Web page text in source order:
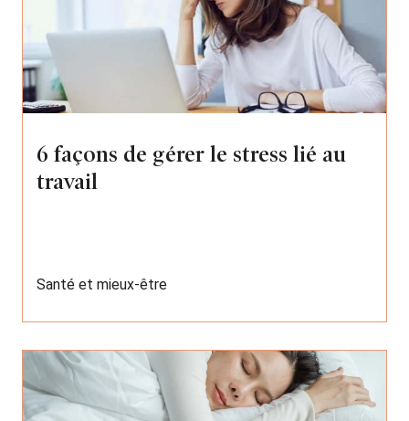
6 façons de gérer le stress lié au
travail
Santé et mieux-être